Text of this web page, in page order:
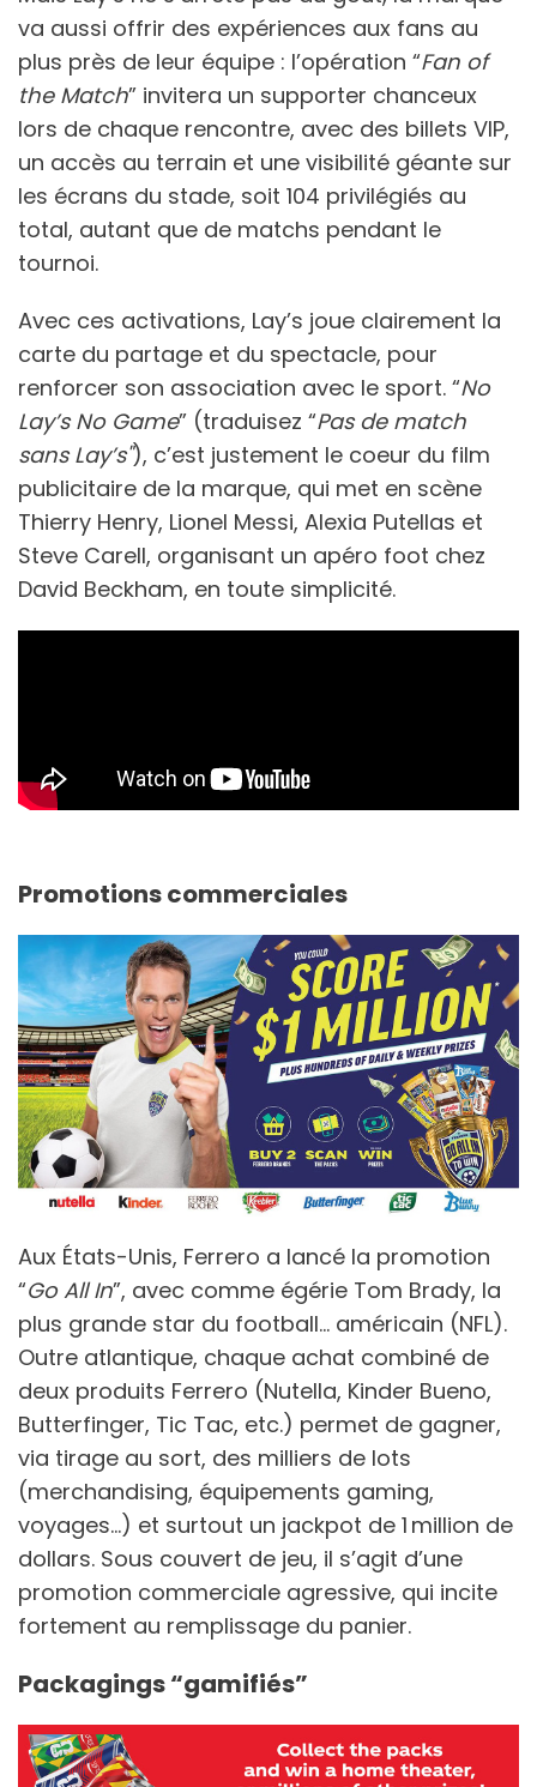
va aussi offrir des expériences aux fans au
plus près de leur équipe : l’opération “Fan of
the Match” invitera un supporter chanceux
lors de chaque rencontre, avec des billets VIP,
un accès au terrain et une visibilité géante sur
les écrans du stade, soit 104 privilégiés au
total, autant que de matchs pendant le
tournoi.
Avec ces activations, Lay’s joue clairement la
carte du partage et du spectacle, pour
renforcer son association avec le sport. “No
Lay’s No Game” (traduisez “Pas de match
sans Lay’s"), c’est justement le coeur du film
publicitaire de la marque, qui met en scène
Thierry Henry, Lionel Messi, Alexia Putellas et
Steve Carell, organisant un apéro foot chez
David Beckham, en toute simplicité.
Promotions commerciales
Aux États-Unis, Ferrero a lancé la promotion
“Go All In”, avec comme égérie Tom Brady, la
plus grande star du football… américain (NFL).
Outre atlantique, chaque achat combiné de
deux produits Ferrero (Nutella, Kinder Bueno,
Butterfinger, Tic Tac, etc.) permet de gagner,
via tirage au sort, des milliers de lots
(merchandising, équipements gaming,
voyages…) et surtout un jackpot de 1 million de
dollars. Sous couvert de jeu, il s’agit d’une
promotion commerciale agressive, qui incite
fortement au remplissage du panier.
Packagings “gamifiés”